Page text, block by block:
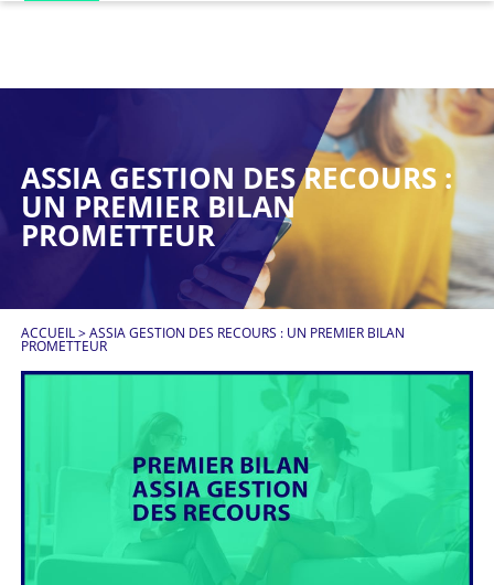
ASSIA GESTION DES RECOURS :
UN PREMIER BILAN
PROMETTEUR
ACCUEIL>ASSIA GESTION DES RECOURS : UN PREMIER BILAN
PROMETTEUR